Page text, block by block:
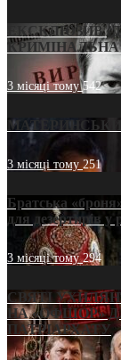
ЕКСКЛЮЗИВ
3 місяці тому542
3 місяці тому251
Братська
для дезертирів у
3 місяці тому294
СВЯТІ
НА «ОФШОР»
ПАТРІАРХАТУ